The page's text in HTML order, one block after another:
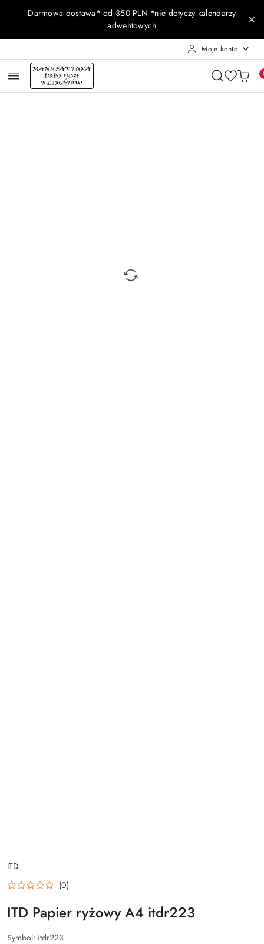
Przejdź do treści głównej
Przejdź do wyszukiwarki
Przejdź do moje konto
Przejdź do menu głównego
Przejdź do opisu produktu
Przejdź do stopki
Darmowa dostawa* od 350 PLN *nie dotyczy kalendarzy
adwentowych
Moje konto
NAZWA
PRODUCENTA:
ITD
(0)
ITD Papier ryżowy A4 itdr223
Symbol: itdr223